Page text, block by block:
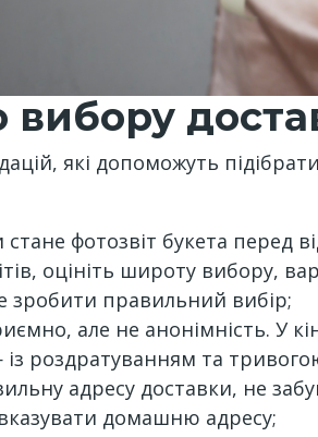
які допоможуть
фотозвіт букета перед
оцініть широту вибору,
зробити правильний вибір;
але не анонімність. У
роздратуванням та
адресу доставки, не
домашню адресу;